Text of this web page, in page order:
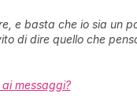
e basta che io sia un
di dire quello che
messaggi?